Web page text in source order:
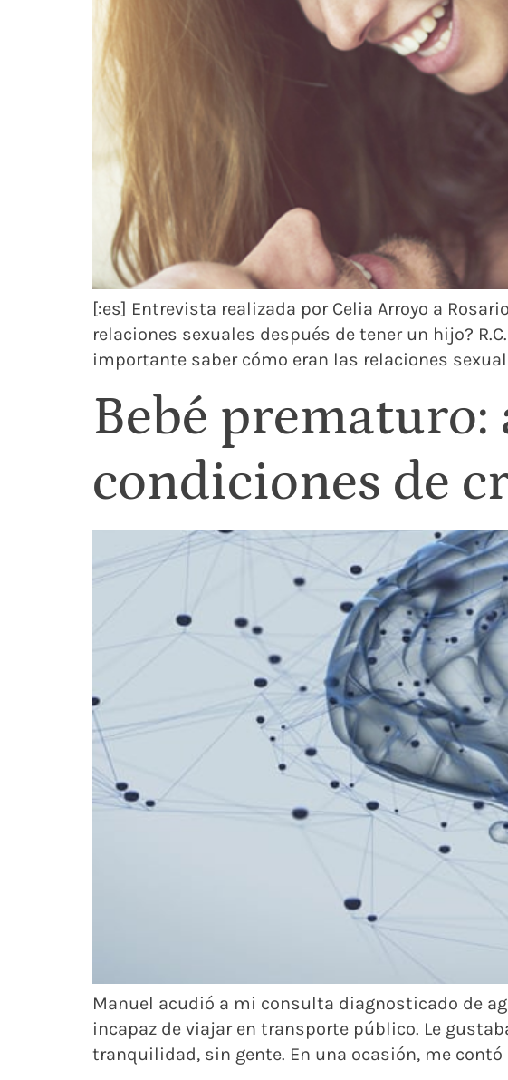
[:es] Entrevista realizada por Celia Arroyo a
relaciones sexuales después de tener un hijo?
importante saber cómo eran las relaciones
Bebé prematuro:
condiciones de
Manuel acudió a mi consulta diagnosticado de
incapaz de viajar en transporte público. Le
tranquilidad, sin gente. En una ocasión, me